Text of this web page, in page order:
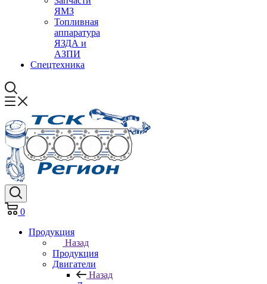
ЯМЗ
Топливная
аппаратура
ЯЗДА и
АЗПИ
Спецтехника
0
Продукция
Назад
Продукция
Двигатели
Назад